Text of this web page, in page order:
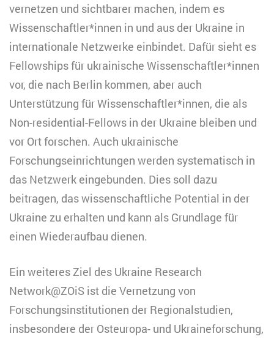
vernetzen und sichtbarer machen, indem es
Wissenschaftler*innen in und aus der Ukraine in
internationale Netzwerke einbindet. Dafür sieht es
Fellowships für ukrainische Wissenschaftler*innen
vor, die nach Berlin kommen, aber auch
Unterstützung für Wissenschaftler*innen, die als
Non-residential-Fellows in der Ukraine bleiben und
vor Ort forschen. Auch ukrainische
Forschungseinrichtungen werden systematisch in
das Netzwerk eingebunden. Dies soll dazu
beitragen, das wissenschaftliche Potential in der
Ukraine zu erhalten und kann als Grundlage für
einen Wiederaufbau dienen.
Ein weiteres Ziel des Ukraine Research
Network@ZOiS ist die Vernetzung von
Forschungsinstitutionen der Regionalstudien,
insbesondere der Osteuropa- und Ukraineforschung,